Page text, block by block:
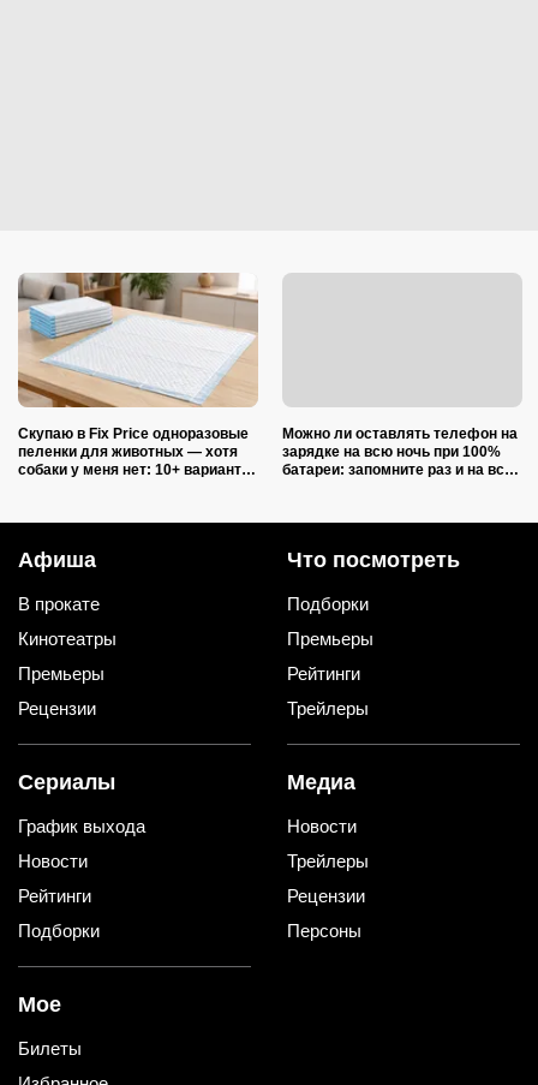
Скупаю в Fix Price одноразовые
пеленки для животных — хотя
собаки у меня нет: 10+ вариантов
Можно ли оставлять телефон на
зарядке на всю ночь при 100%
батареи: запомните раз и на всю
Афиша
В прокате
Кинотеатры
Премьеры
Рецензии
Что посмотреть
Подборки
Премьеры
Рейтинги
Трейлеры
Сериалы
График выхода
Новости
Рейтинги
Подборки
Медиа
Новости
Трейлеры
Рецензии
Персоны
Мое
Билеты